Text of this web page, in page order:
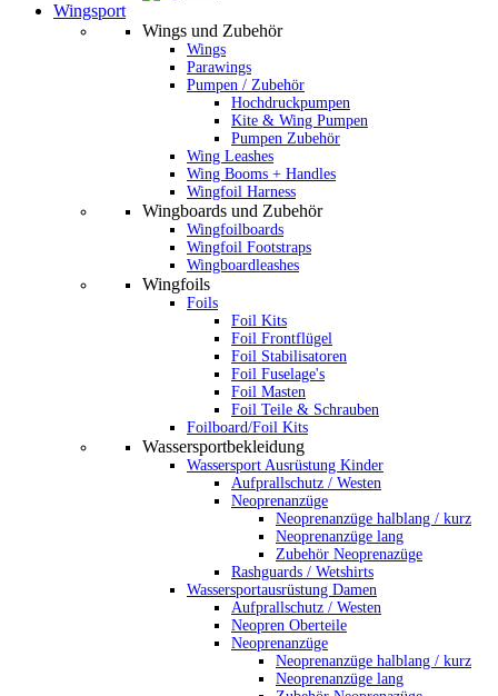
Wingsport
Wings und Zubehör
Wings
Parawings
Pumpen / Zubehör
Hochdruckpumpen
Kite & Wing Pumpen
Pumpen Zubehör
Wing Leashes
Wing Booms + Handles
Wingfoil Harness
Wingboards und Zubehör
Wingfoilboards
Wingfoil Footstraps
Wingboardleashes
Wingfoils
Foils
Foil Kits
Foil Frontflügel
Foil Stabilisatoren
Foil Fuselage's
Foil Masten
Foil Teile & Schrauben
Foilboard/Foil Kits
Wassersportbekleidung
Wassersport Ausrüstung Kinder
Aufprallschutz / Westen
Neoprenanzüge
Neoprenanzüge halblang / kurz
Neoprenanzüge lang
Zubehör Neoprenazüge
Rashguards / Wetshirts
Wassersportausrüstung Damen
Aufprallschutz / Westen
Neopren Oberteile
Neoprenanzüge
Neoprenanzüge halblang / kurz
Neoprenanzüge lang